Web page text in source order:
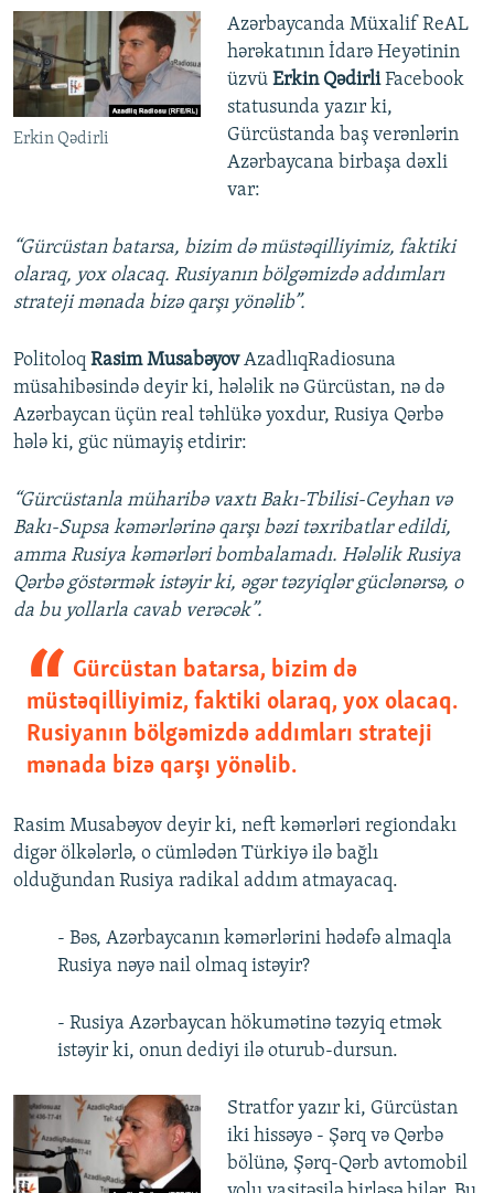
Erkin Qədirli
Azərbaycanda Müxalif ReAL
hərəkatının İdarə Heyətinin
üzvü Erkin QədirliFacebook
statusunda yazır ki,
Gürcüstanda baş verənlərin
Azərbaycana birbaşa dəxli
var:
“Gürcüstan batarsa, bizim də müstəqilliyimiz, faktiki
olaraq, yox olacaq. Rusiyanın bölgəmizdə addımları
strateji mənada bizə qarşı yönəlib”.
Politoloq Rasim MusabəyovAzadlıqRadiosuna
müsahibəsində deyir ki, hələlik nə Gürcüstan, nə də
Azərbaycan üçün real təhlükə yoxdur, Rusiya Qərbə
hələ ki, güc nümayiş etdirir:
“Gürcüstanla müharibə vaxtı Bakı-Tbilisi-Ceyhan və
Bakı-Supsa kəmərlərinə qarşı bəzi təxribatlar edildi,
amma Rusiya kəmərləri bombalamadı. Hələlik Rusiya
Qərbə göstərmək istəyir ki, əgər təzyiqlər güclənərsə, o
da bu yollarla cavab verəcək”.
Gürcüstan batarsa, bizim də
müstəqilliyimiz, faktiki olaraq, yox olacaq.
Rusiyanın bölgəmizdə addımları strateji
mənada bizə qarşı yönəlib.
Rasim Musabəyov deyir ki, neft kəmərləri regiondakı
digər ölkələrlə, o cümlədən Türkiyə ilə bağlı
olduğundan Rusiya radikal addım atmayacaq.
- Bəs, Azərbaycanın kəmərlərini hədəfə almaqla
Rusiya nəyə nail olmaq istəyir?
- Rusiya Azərbaycan hökumətinə təzyiq etmək
istəyir ki, onun dediyi ilə oturub-dursun.
Stratfor yazır ki, Gürcüstan
iki hissəyə - Şərq və Qərbə
bölünə, Şərq-Qərb avtomobil